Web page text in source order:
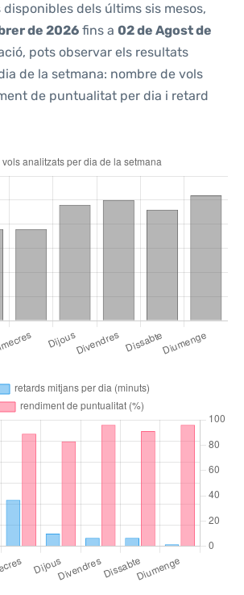
dels últims sis mesos,
de 2026 fins a 02 de Agost de
pots observar els resultats
de la setmana: nombre de vols
de puntualitat per dia i retard